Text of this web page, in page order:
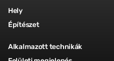
Hely
Építészet
Alkalmazott technikák